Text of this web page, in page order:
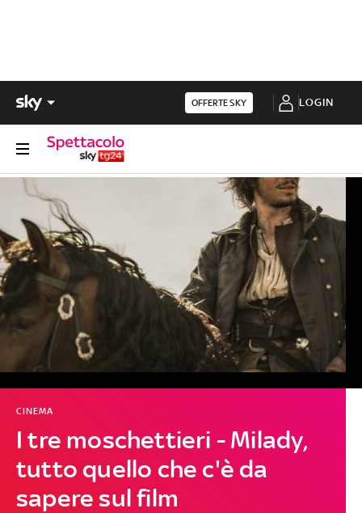
OFFERTE SKY LOGIN
I tre moschettieri - Milady,
tutto quello che c'è da
sapere sul film
CINEMA